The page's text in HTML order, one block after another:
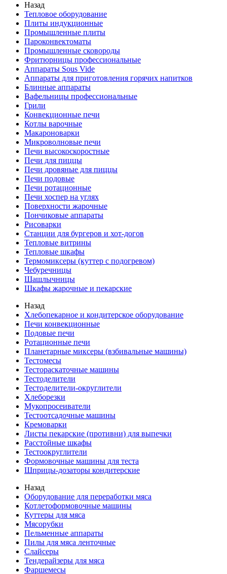
Назад
Тепловое оборудование
Плиты индукционные
Промышленные плиты
Пароконвектоматы
Промышленные сковороды
Фритюрницы профессиональные
Аппараты Sous Vide
Аппараты для приготовления горячих напитков
Блинные аппараты
Вафельницы профессиональные
Грили
Конвекционные печи
Котлы варочные
Макароноварки
Микроволновые печи
Печи высокоскоростные
Печи для пиццы
Печи дровяные для пиццы
Печи подовые
Печи ротационные
Печи хоспер на углях
Поверхности жарочные
Пончиковые аппараты
Рисоварки
Станции для бургеров и хот-догов
Тепловые витрины
Тепловые шкафы
Термомиксеры (куттер с подогревом)
Чебуречницы
Шашлычницы
Шкафы жарочные и пекарские
Назад
Хлебопекарное и кондитерское оборудование
Печи конвекционные
Подовые печи
Ротационные печи
Планетарные миксеры (взбивальные машины)
Тестомесы
Тестораскаточные машины
Тестоделители
Тестоделители-округлители
Хлеборезки
Мукопросеиватели
Тестоотсадочные машины
Кремоварки
Листы пекарские (противни) для выпечки
Расстойные шкафы
Тестоокруглители
Формовочные машины для теста
Шприцы-дозаторы кондитерские
Назад
Оборудование для переработки мяса
Котлетоформовочные машины
Куттеры для мяса
Мясорубки
Пельменные аппараты
Пилы для мяса ленточные
Слайсеры
Тендерайзеры для мяса
Фаршемесы